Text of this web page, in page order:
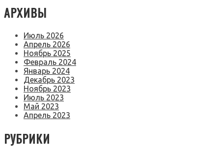
АРХИВЫ
Июль 2026
Апрель 2026
Ноябрь 2025
Февраль 2024
Январь 2024
Декабрь 2023
Ноябрь 2023
Июль 2023
Май 2023
Апрель 2023
РУБРИКИ